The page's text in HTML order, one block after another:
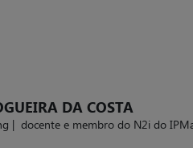
DA COSTA
| docente e membro do N2i do